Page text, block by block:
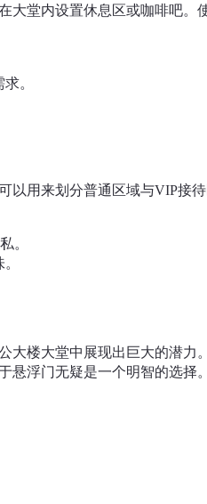
大堂内设置休息区或咖啡吧
。
以用来划分普通区域与VIP接
。
大楼大堂中展现出巨大的潜
悬浮门无疑是一个明智的选